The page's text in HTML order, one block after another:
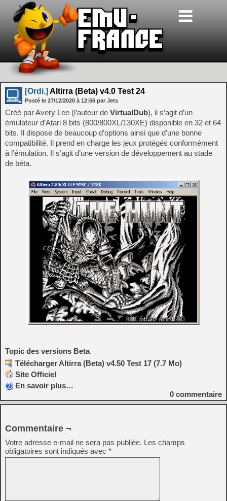
[Ordi.] Altirra (Beta) v4.0 Test 24
Posté le 27/12/2020 à 12:56 par Jets
Créé par Avery Lee (l’auteur de VirtualDub), il s’agit d’un
émulateur d’Atari 8 bits (800/800XL/130XE) disponible en 32 et 64
bits. Il dispose de beaucoup d’options ainsi que d’une bonne
compatibilité. Il prend en charge les jeux protégés conformément
à l’émulation. Il s’agit d’une version de développement au stade
de béta.
Topic des versions Beta.
Télécharger Altirra (Beta) v4.50 Test 17 (7.7 Mo)
Site Officiel
En savoir plus…
0 commentaire
Commentaire ¬
Votre adresse e-mail ne sera pas publiée. Les champs
obligatoires sont indiqués avec *